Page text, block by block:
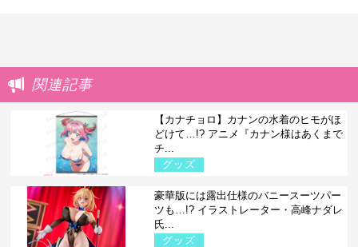
関連記事
【カナチョロ】カナンの水着のヒモがほ
どけて…!? アニメ『カナン様はあくまで
チ...
グッズ
豪華版には露出仕様のバニースーツパー
ツも…!? イラストレーター・高峰ナダレ
氏...
グッズ